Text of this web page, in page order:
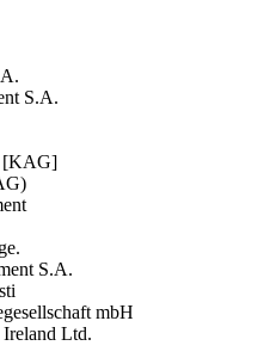
S.A.
[KAG]
S.A.
mbH
Ireland Ltd.